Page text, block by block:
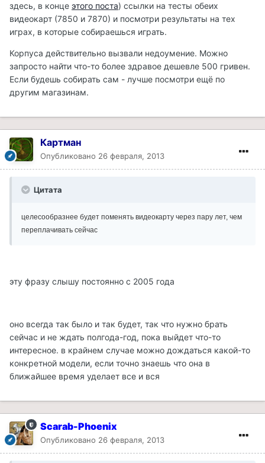
здесь, в конце этого поста) ссылки на тесты обеих
видеокарт (7850 и 7870) и посмотри результаты на тех
играх, в которые собираешься играть.
Корпуса действительно вызвали недоумение. Можно
запросто найти что-то более здравое дешевле 500 гривен.
Если будешь собирать сам - лучше посмотри ещё по
другим магазинам.
Картман
Опубликовано 26 февраля, 2013
Цитата
целесообразнее будет поменять видеокарту через пару лет, чем
переплачивать сейчас
эту фразу слышу постоянно с 2005 года
оно всегда так было и так будет, так что нужно брать
сейчас и не ждать полгода-год, пока выйдет что-то
интересное. в крайнем случае можно дождаться какой-то
конкретной модели, если точно знаешь что она в
ближайшее время уделает все и вся
Scarab-Phoenix
Опубликовано 26 февраля, 2013